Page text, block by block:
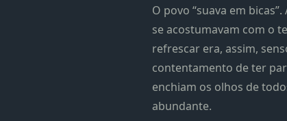
O povo “suava em
se acostumavam com o
refrescar era, assim,
contentamento de ter
enchiam os olhos de
abundante.